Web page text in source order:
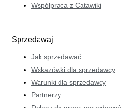
Współpraca z Catawiki
Sprzedawaj
Jak sprzedawać
Wskazówki dla sprzedawcy
Warunki dla sprzedawcy
Partnerzy